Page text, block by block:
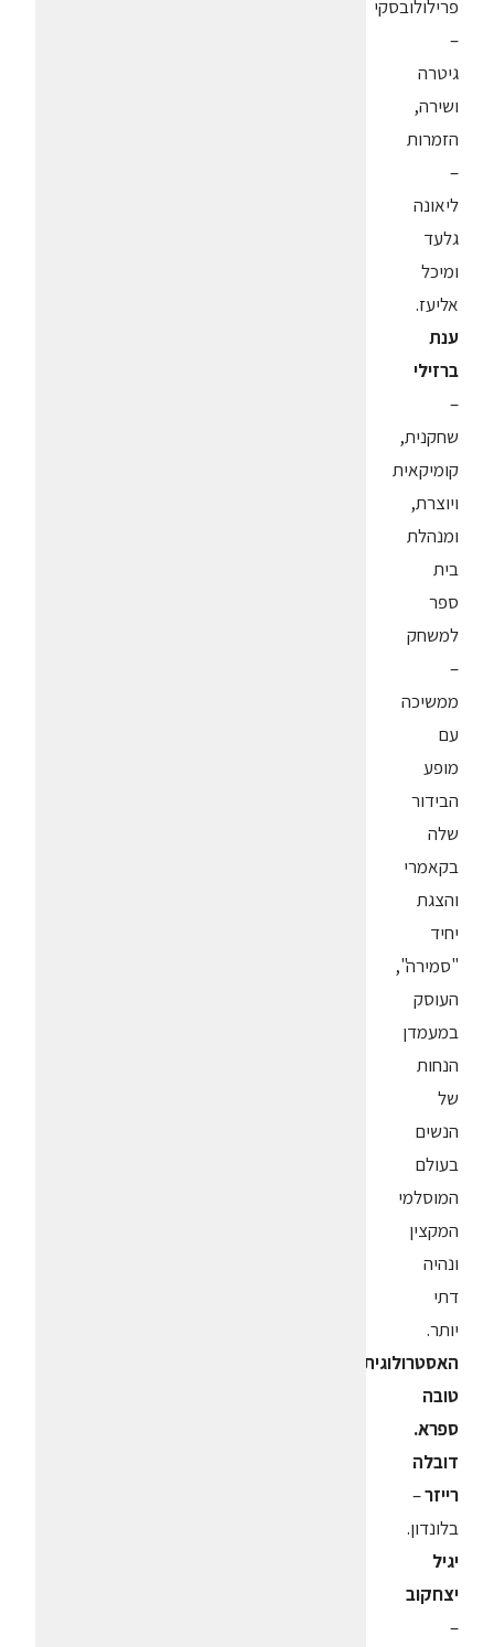
פרילולובסקי
–
גיטרה
ושירה,
הזמרות
–
ליאונה
גלעד
ומיכל
אליעז.
ענת
ברזילי
–
שחקנית,
קומיקאית
ויוצרת,
ומנהלת
בית
ספר
למשחק
–
ממשיכה
עם
מופע
הבידור
שלה
בקאמרי
והצגת
יחיד
"סמירה",
העוסק
במעמדן
הנחות
של
הנשים
בעולם
המוסלמי
המקצין
ונהיה
דתי
יותר.
האסטרולוגית
טובה
ספרא.
דובלה
רייזר–
בלונדון.
יגיל
יצחקוב
–